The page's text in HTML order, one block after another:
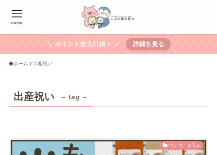
menu
＼ ポイント最大11倍！ ／ 詳細を見る
ホーム 出産祝い
出産祝い – tag –
マンガ・コラム